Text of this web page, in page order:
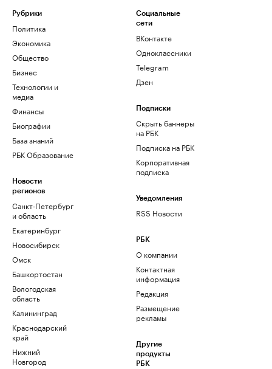
Рубрики
Политика
Экономика
Общество
Бизнес
Технологии и
медиа
Финансы
Биографии
База знаний
РБК Образование
Новости
регионов
Санкт-Петербург
и область
Екатеринбург
Новосибирск
Омск
Башкортостан
Вологодская
область
Калининград
Краснодарский
край
Нижний
Новгород
Социальные
сети
ВКонтакте
Одноклассники
Telegram
Дзен
Подписки
Скрыть баннеры
на РБК
Подписка на РБК
Корпоративная
подписка
Уведомления
RSS Новости
РБК
О компании
Контактная
информация
Редакция
Размещение
рекламы
Другие
продукты
РБК